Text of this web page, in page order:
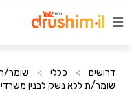
דרושים > כללי > שומר/ת
שומר/ת ללא נשק לבנין